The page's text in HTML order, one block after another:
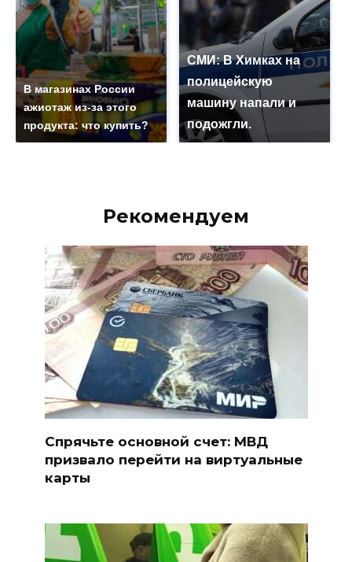
В магазинах России
ажиотаж из-за этого
продукта: что купить?
СМИ: В Химках на
полицейскую
машину напали и
подожгли.
Рекомендуем
Спрячьте основной счет: МВД
призвало перейти на виртуальные
карты